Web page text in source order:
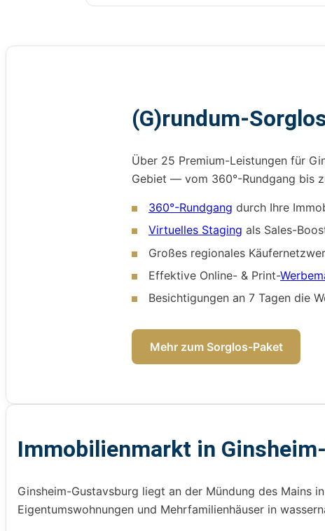
(G)rundum-
Über 25 Premium-Leistungen für
Gebiet — vom 360°-Rundgang bis
360°-Rundgang durch Ihre
Virtuelles Staging als Sales-
Großes regionales
Effektive Online- & Print-
Besichtigungen an 7 Tagen die
Mehr zum Sorglos-Paket
Immobilienmarkt in
Ginsheim-Gustavsburg liegt an der Mündung des Mains
Eigentumswohnungen und Mehrfamilienhäuser in